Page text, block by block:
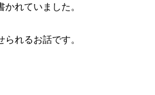
れていました。
れるお話です。